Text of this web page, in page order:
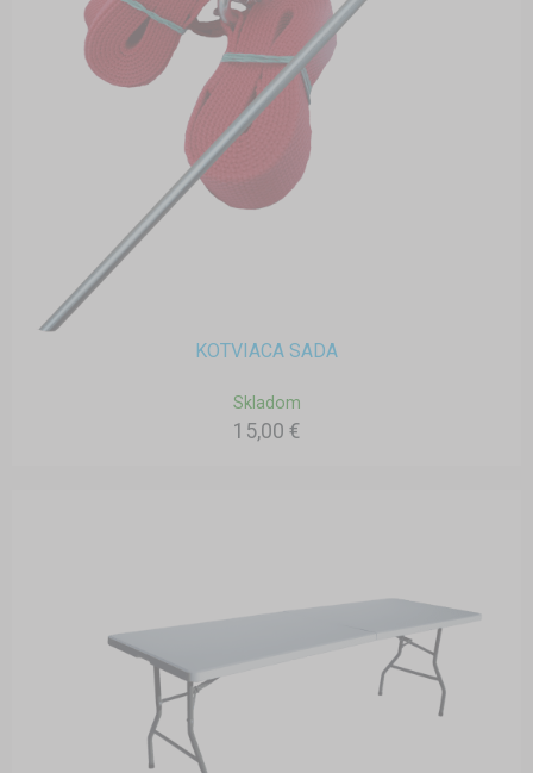
KOTVIACA SADA
Skladom
15,00 €